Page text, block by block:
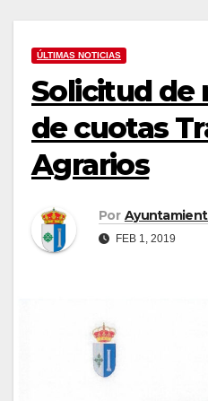
ÚLTIMAS NOTICIAS
Solicitud de
de cuotas
Agrarios
Por
FEB 1, 2019